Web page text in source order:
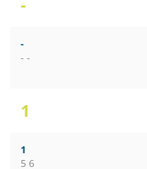
-
- -
1
1
5 6